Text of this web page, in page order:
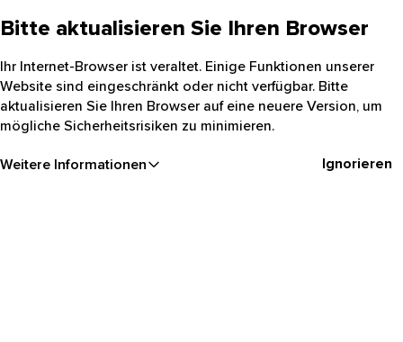
Bitte aktualisieren Sie Ihren Browser
Ihr Internet-Browser ist veraltet. Einige Funktionen unserer
Website sind eingeschränkt oder nicht verfügbar. Bitte
aktualisieren Sie Ihren Browser auf eine neuere Version, um
mögliche Sicherheitsrisiken zu minimieren.
Weitere Informationen Ignorieren